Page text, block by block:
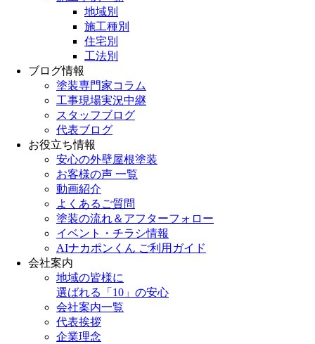
地域別
施工種別
住宅別
工法別
ブログ情報
塗装専門家コラム
工事現場実況中継
スタッフブログ
代表ブログ
お役立ち情報
安心の外壁屋根塗装
お客様の声 一覧
動画紹介
よくあるご質問
塗装の流れ＆アフターフォロー
イベント・チラシ情報
AIナカポンくん ご利用ガイド
会社案内
地域の皆様に
選ばれる「10」の安心
会社案内一覧
代表挨拶
企業理念